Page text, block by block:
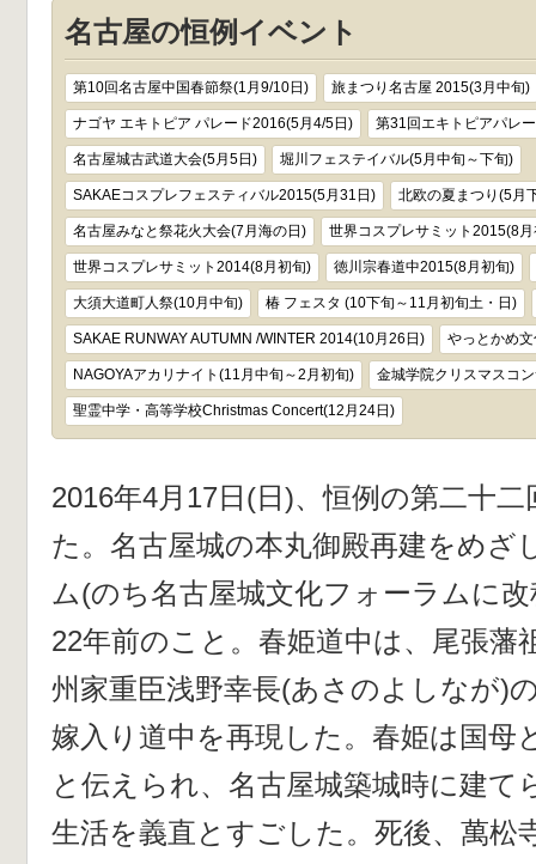
名古屋の恒例イベント
第10回名古屋中国春節祭(1月9/10日) 旅まつり名古屋 2015(3月中旬)
ナゴヤ エキトピア パレード2016(5月4/5日) 第31回エキトピアパレ
名古屋城古武道大会(5月5日) 堀川フェステイバル(5月中旬～下旬)
SAKAEコスプレフェスティバル2015(5月31日) 北欧の夏まつり(5月
名古屋みなと祭花火大会(7月海の日) 世界コスプレサミット2015(8
世界コスプレサミット2014(8月初旬) 徳川宗春道中2015(8月初旬)
大須大道町人祭(10月中旬) 椿 フェスタ (10下旬～11月初旬土・日)
SAKAE RUNWAY AUTUMN /WINTER 2014(10月26日) やっとかめ
NAGOYAアカリナイト(11月中旬～2月初旬) 金城学院クリスマスコ
聖霊中学・高等学校Christmas Concert(12月24日)
2016年4月17日(日)、恒例の第二十
た。名古屋城の本丸御殿再建をめざ
ム(のち名古屋城文化フォーラムに
22年前のこと。春姫道中は、尾張藩
州家重臣浅野幸長(あさのよしなが)
嫁入り道中を再現した。春姫は国母
と伝えられ、名古屋城築城時に建て
生活を義直とすごした。死後、萬松